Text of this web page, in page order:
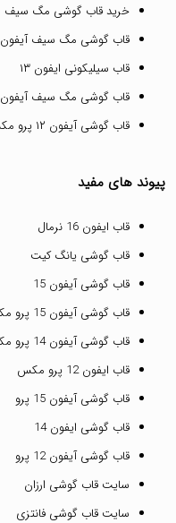
خرید قاب گوشی مگ سیف
قاب گوشی مگ سیف آیفون
قاب سیلیکونی ایفون ۱۳
قاب گوشی مگ سیف آیفون ۱۳
قاب گوشی آیفون ۱۲ پرو مکس دخترانه
پیوند های مفید
قاب ایفون 16 نرمال
قاب گوشی یانگ کیت
قاب گوشی آیفون 15
قاب گوشی آیفون 15 پرو مکس
قاب گوشی آیفون 14 پرو مکس
قاب ایفون 12 پرو مکس
قاب گوشی آیفون 15 پرو
قاب گوشی ایفون 14
قاب گوشی آیفون 12 پرو
سایت قاب گوشی ارزان
سایت قاب گوشی فانتزی